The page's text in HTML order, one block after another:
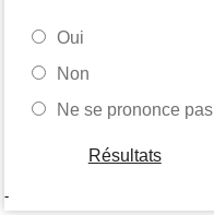
Oui
Non
Ne se prononce pas
Résultats
-